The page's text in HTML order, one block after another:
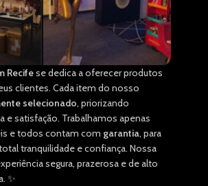
Recifese dedica a oferecer produtos
clientes. Cada item do nosso
selecionado, priorizando
e satisfação. Trabalhamos apenas
e todos contam com garantia, para
tranquilidade e confiança. Nossa
segura, prazerosa e de alto
✨